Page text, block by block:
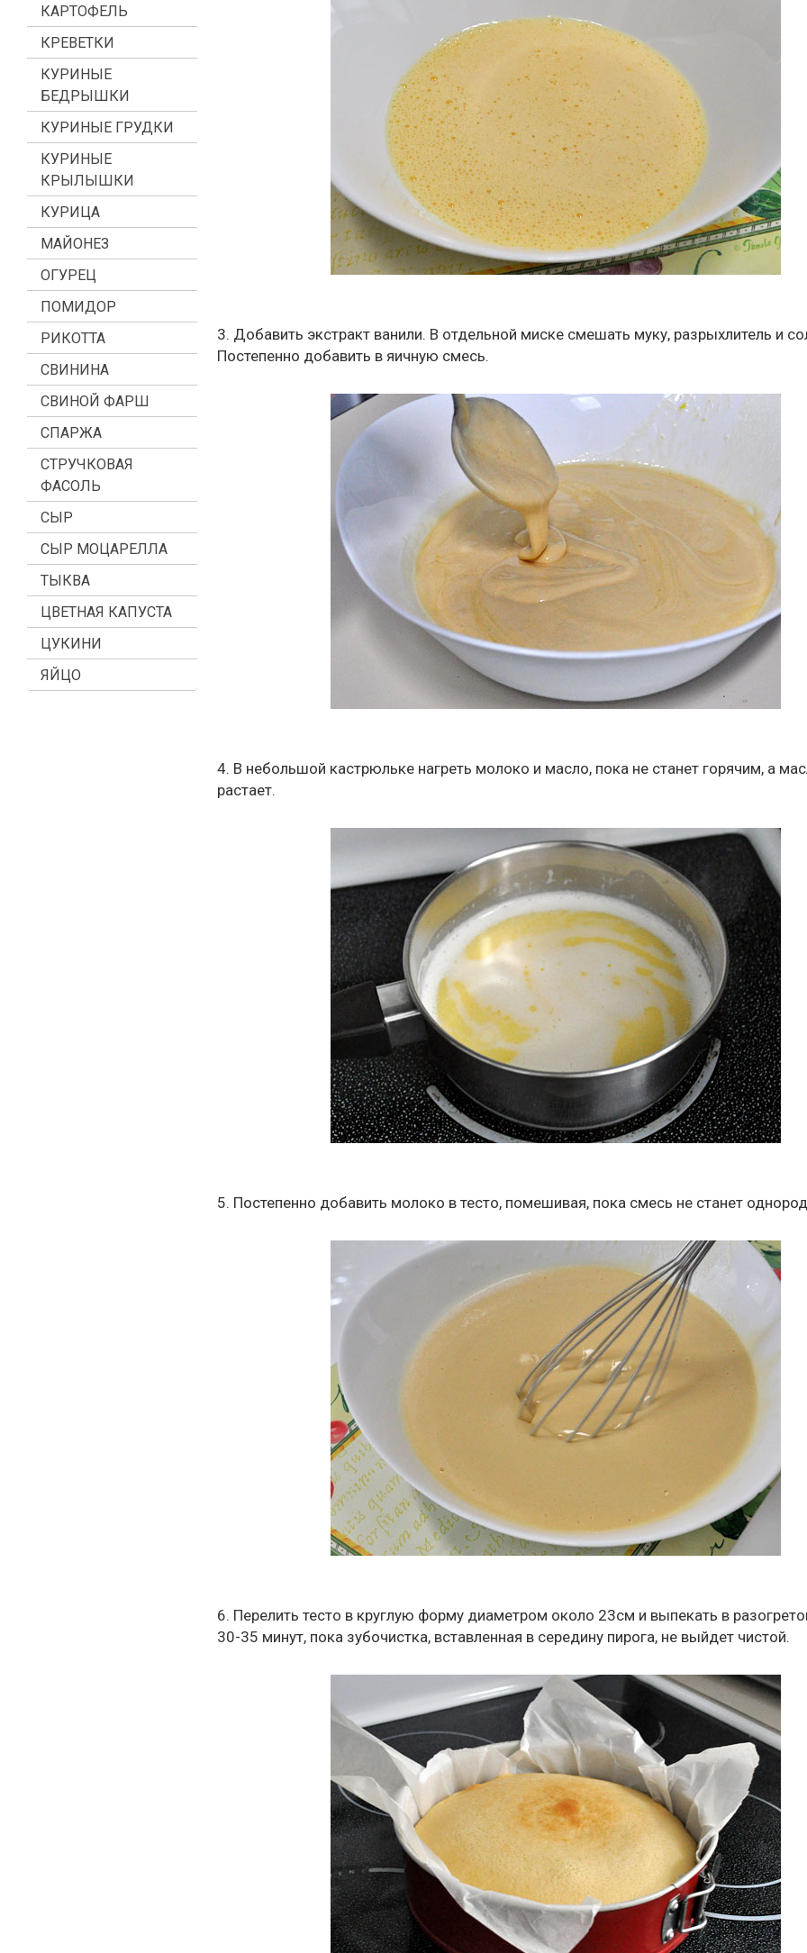
КАРТОФЕЛЬ
КРЕВЕТКИ
КУРИНЫЕ
БЕДРЫШКИ
КУРИНЫЕ ГРУДКИ
КУРИНЫЕ
КРЫЛЫШКИ
КУРИЦА
МАЙОНЕЗ
ОГУРЕЦ
ПОМИДОР
РИКОТТА
СВИНИНА
СВИНОЙ ФАРШ
СПАРЖА
СТРУЧКОВАЯ
ФАСОЛЬ
СЫР
СЫР МОЦАРЕЛЛА
ТЫКВА
ЦВЕТНАЯ КАПУСТА
ЦУКИНИ
ЯЙЦО
3. Добавить экстракт ванили. В отдельной миске смешать муку, разрыхлитель и
Постепенно добавить в яичную смесь.
4. В небольшой кастрюльке нагреть молоко и масло, пока не станет горячим, а
растает.
5. Постепенно добавить молоко в тесто, помешивая, пока смесь не станет
6. Перелить тесто в круглую форму диаметром около 23см и выпекать в
30-35 минут, пока зубочистка, вставленная в середину пирога, не выйдет чистой.